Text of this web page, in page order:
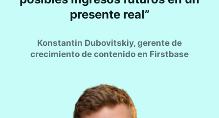
presente real”
Konstantin Dubovitskiy, gerente de
crecimiento de contenido en Firstbase